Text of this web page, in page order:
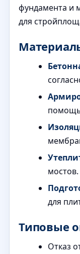
фундамента и
для
мостов.
для
Типовые
Отказ